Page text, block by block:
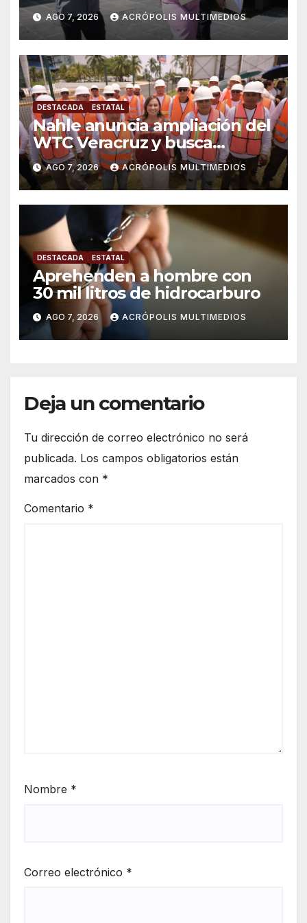
AGO 7, 2026 ACRÓPOLIS MULTIMEDIOS
DESTACADA ESTATAL
Nahle anuncia ampliación del
WTC Veracruz y busca
solución para ingenio en crisis
AGO 7, 2026 ACRÓPOLIS MULTIMEDIOS
DESTACADA ESTATAL
Aprehenden a hombre con
30 mil litros de hidrocarburo
AGO 7, 2026 ACRÓPOLIS MULTIMEDIOS
Deja un comentario
Tu dirección de correo electrónico no será
publicada. Los campos obligatorios están
marcados con *
Comentario *
Nombre *
Correo electrónico *